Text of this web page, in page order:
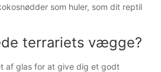
som huler, som dit reptil
terrariets vægge?
af glas for at give dig et godt